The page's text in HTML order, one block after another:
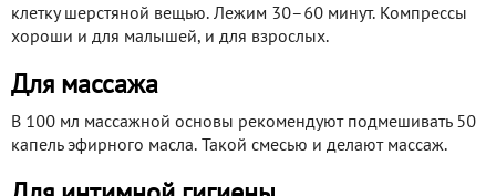
клетку шерстяной вещью. Лежим 30–60 минут. Компрессы
хороши и для малышей, и для взрослых.
Для массажа
В 100 мл массажной основы рекомендуют подмешивать 50
капель эфирного масла. Такой смесью и делают массаж.